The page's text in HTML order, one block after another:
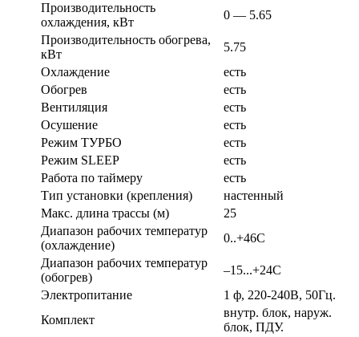
Производительность
охлаждения, кВт
0 — 5.65
Производительность обогрева,
кВт
5.75
Охлаждение
есть
Обогрев
есть
Вентиляция
есть
Осушение
есть
Режим ТУРБО
есть
Режим SLEEP
есть
Работа по таймеру
есть
Тип установки (крепления)
настенный
Макс. длина трассы (м)
25
Диапазон рабочих температур
(охлаждение)
0..+46С
Диапазон рабочих температур
(обогрев)
–15...+24С
Электропитание
1 ф, 220-240В, 50Гц.
Комплект
внутр. блок, наруж.
блок, ПДУ.